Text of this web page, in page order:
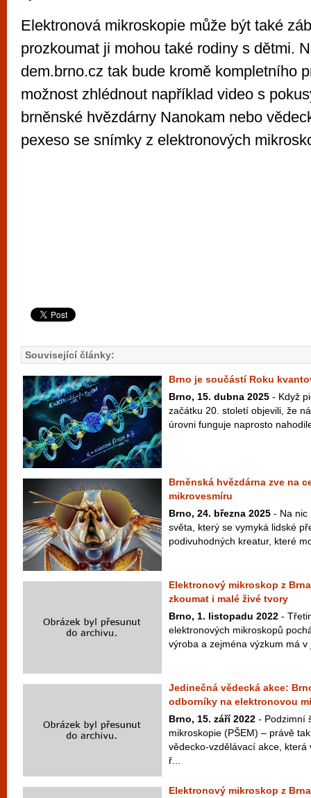
Elektronová mikroskopie může být také
prozkoumat ji mohou také rodiny s dětmi.
dem.brno.cz tak bude kromě kompletního
možnost zhlédnout například video s
brněnské hvězdárny Nanokam nebo
pexeso se snímky z elektronových
Související články:
Brno je součástí Roku
Brno, 15. dubna 2025 - Když
začátku 20. století objevili, že
úrovni funguje naprosto
Brněnská hvězdárna zve na
mikrovesmíru
Brno, 24. března 2025 - Na nic
světa, který se vymyká lidské
podivuhodných kreatur, které
Elektronový mikroskop z
zkoumat i malé živé tvory
Brno, 1. listopadu 2022 -
elektronových mikroskopů
výroba a zejména výzkum má
Jedinečná vědecká akce:
odborníky na elektronovou
Brno, 15. září 2022 - Podzimní
mikroskopie (PŠEM) – právě
vědecko-vzdělávací akce,
ř...
Elektronový mikroskop z